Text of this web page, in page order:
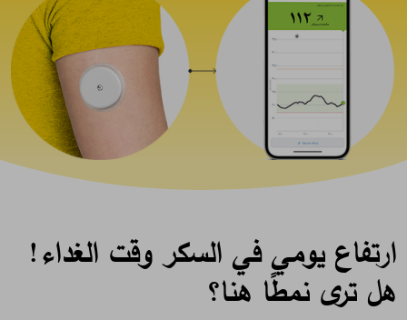
ارتفاع يومي في السكر وقت الغداء!
هل ترى نمطًا هنا؟